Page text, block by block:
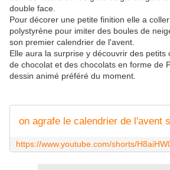
double face.
Pour décorer une petite finition elle a
polystyrène pour imiter des boules de
son premier calendrier de l'avent.
Elle aura la surprise y découvrir des petits
de chocolat et des chocolats en forme de
dessin animé préféré du moment.
on agrafe le calendrier de l'avent
https://www.youtube.com/shorts/